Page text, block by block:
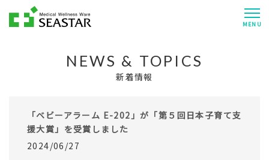
MENU
NEWS & TOPICS
新着情報
「ベビーアラーム E-202」が「第５回日本子育て支
援大賞」を受賞しました
2024/06/27